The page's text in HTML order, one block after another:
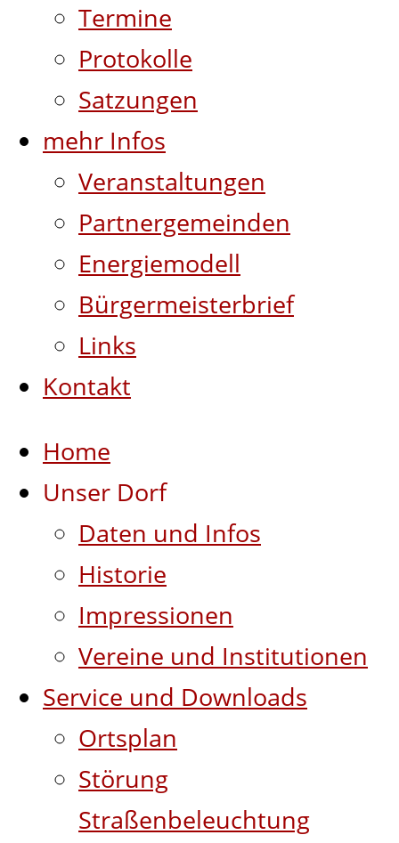
Termine
Protokolle
Satzungen
mehr Infos
Veranstaltungen
Partnergemeinden
Energiemodell
Bürgermeisterbrief
Links
Kontakt
Home
Unser Dorf
Daten und Infos
Historie
Impressionen
Vereine und Institutionen
Service und Downloads
Ortsplan
Störung
Straßenbeleuchtung